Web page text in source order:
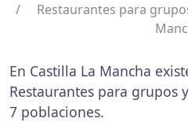
Restaurantes para
En Castilla La Mancha
Restaurantes para grupos
7 poblaciones.